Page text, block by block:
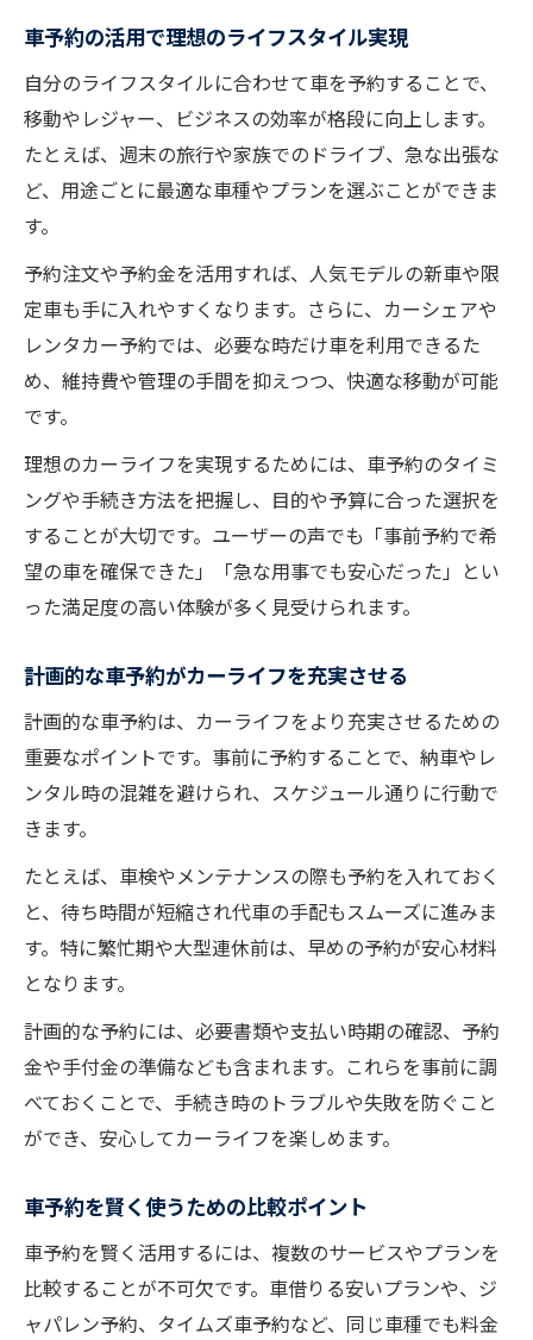
車予約の活用で理想のライフスタイル実現
自分のライフスタイルに合わせて車を予約することで、
移動やレジャー、ビジネスの効率が格段に向上します。
たとえば、週末の旅行や家族でのドライブ、急な出張な
ど、用途ごとに最適な車種やプランを選ぶことができま
す。
予約注文や予約金を活用すれば、人気モデルの新車や限
定車も手に入れやすくなります。さらに、カーシェアや
レンタカー予約では、必要な時だけ車を利用できるた
め、維持費や管理の手間を抑えつつ、快適な移動が可能
です。
理想のカーライフを実現するためには、車予約のタイミ
ングや手続き方法を把握し、目的や予算に合った選択を
することが大切です。ユーザーの声でも「事前予約で希
望の車を確保できた」「急な用事でも安心だった」とい
った満足度の高い体験が多く見受けられます。
計画的な車予約がカーライフを充実させる
計画的な車予約は、カーライフをより充実させるための
重要なポイントです。事前に予約することで、納車やレ
ンタル時の混雑を避けられ、スケジュール通りに行動で
きます。
たとえば、車検やメンテナンスの際も予約を入れておく
と、待ち時間が短縮され代車の手配もスムーズに進みま
す。特に繁忙期や大型連休前は、早めの予約が安心材料
となります。
計画的な予約には、必要書類や支払い時期の確認、予約
金や手付金の準備なども含まれます。これらを事前に調
べておくことで、手続き時のトラブルや失敗を防ぐこと
ができ、安心してカーライフを楽しめます。
車予約を賢く使うための比較ポイント
車予約を賢く活用するには、複数のサービスやプランを
比較することが不可欠です。車借りる安いプランや、ジ
ャパレン予約、タイムズ車予約など、同じ車種でも料金